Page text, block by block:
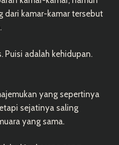
dari kamar-kamar tersebut
Puisi adalah kehidupan.
yang sepertinya
sejatinya saling
yang sama.